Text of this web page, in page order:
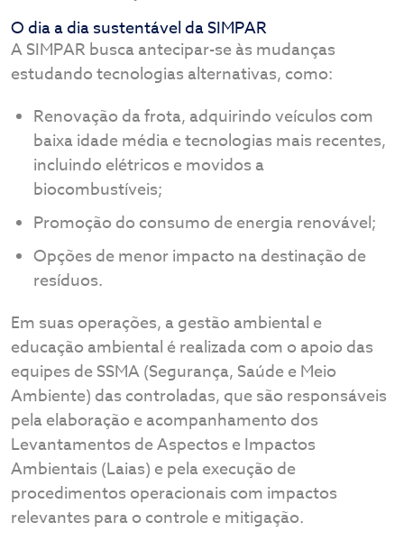
O dia a dia sustentável da SIMPAR
A SIMPAR busca antecipar-se às mudanças
estudando tecnologias alternativas, como:
Renovação da frota, adquirindo veículos com
baixa idade média e tecnologias mais recentes,
incluindo elétricos e movidos a
biocombustíveis;
Promoção do consumo de energia renovável;
Opções de menor impacto na destinação de
resíduos.
Em suas operações, a gestão ambiental e
educação ambiental é realizada com o apoio das
equipes de SSMA (Segurança, Saúde e Meio
Ambiente) das controladas, que são responsáveis
pela elaboração e acompanhamento dos
Levantamentos de Aspectos e Impactos
Ambientais (Laias) e pela execução de
procedimentos operacionais com impactos
relevantes para o controle e mitigação.